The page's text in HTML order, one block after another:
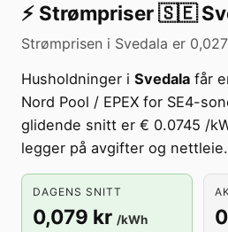
⚡️ Strømpriser🇸🇪
Strømprisen i Svedala er
Husholdninger i Svedala får
Nord Pool / EPEX for SE4-
glidende snitt er € 0.0745 /
legger på avgifter og nettleie.
DAGENS SNITT
0,079 kr /kWh